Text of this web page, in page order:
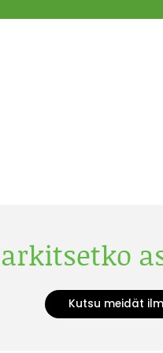
Kutsu meidät